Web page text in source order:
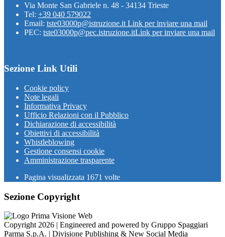
Via Monte San Gabriele n. 48 - 34134 Trieste
Tel: +39 040 579022
Email: tste03000p@istruzione.it Link per inviare una mail
PEC: tste03000p@pec.istruzione.itLink per inviare una mail
Sezione Link Utili
Cookie policy
Note legali
Informativa Privacy
Ufficio Relazioni con il Pubblico
Dichiarazione di accessibilità
Obiettivi di accessibilità
Whistleblowing
Gestione consensi cookie
Amministrazione trasparente
Pagina visualizzata 1671 volte
Sezione Copyright
Copyright 2026 | Engineered and powered by Gruppo Spaggiari
Parma S.p.A. | Divisione Publishing & New Social Media